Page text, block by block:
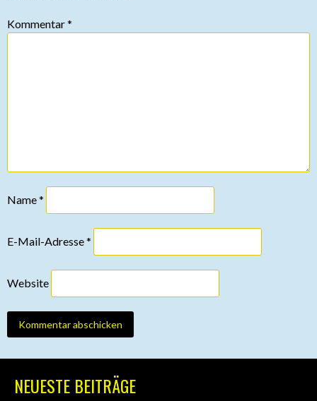
Kommentar*
Name*
E-Mail-Adresse*
Website
NEUESTE BEITRÄGE